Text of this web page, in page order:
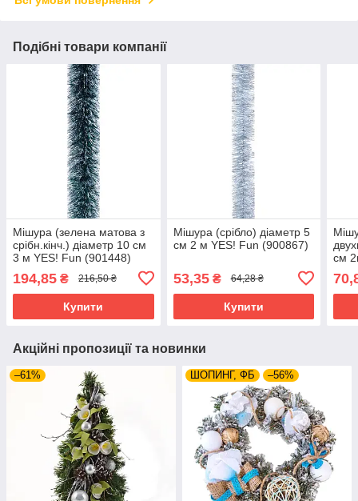
Подібні товари компанії
Мішура (зелена матова з
срібн.кінч.) діаметр 10 см
3 м YES! Fun (901448)
194,85 ₴ 216,50 ₴
Купити
Мішура (срібло) діаметр 5
см 2 м YES! Fun (900867)
53,35₴ 64,28 ₴
Купити
см
Акційні пропозиції та новинки
–61% ШОПИНГ, ФБ –56%